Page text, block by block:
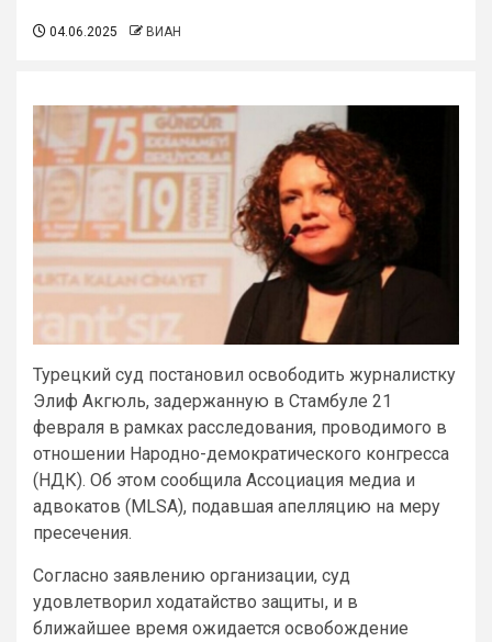
04.06.2025 ВИАН
Турецкий суд постановил освободить журналистку
Элиф Акгюль, задержанную в Стамбуле 21
февраля в рамках расследования, проводимого в
отношении Народно-демократического конгресса
(НДК). Об этом сообщила Ассоциация медиа и
адвокатов (MLSA), подавшая апелляцию на меру
пресечения.
Согласно заявлению организации, суд
удовлетворил ходатайство защиты, и в
ближайшее время ожидается освобождение